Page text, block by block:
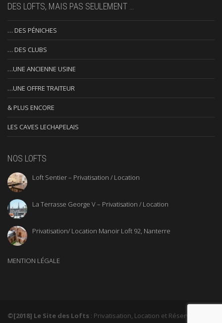
DES LOFTS, MAIS PAS SEULEMENT …
… DES PÉNICHES
… DES CLUBS
…UNE ANCIENNE USINE
…UNE OFFRE TRAITEUR
& PLUS ENCORE
LES CAVES LECHAPELAIS
NOS LOFTS
Loft Sentier – Privatisation / Location
La Terrasse George V – Privatisation / Location
Privatisation/ Location Manoir Loft 92, Nanterre
MENTION LÉGALE
©[2018] Le Site des Lofts : Privatisation, Location et Réservation de